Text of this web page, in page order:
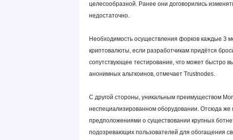
целесообразной. Ранее они договорились
недостаточно.
Необходимость осуществления форков каждые 3
криптовалюты, если разработчикам придётся
сопутствующее тестирование, что может быстро
анонимных альткоинов, отмечает Trustnodes.
С другой стороны, уникальным преимуществом
неспециализированном оборудовании. Отсюда же
предположениями о существовании крупных
подозревающих пользователей для обогащения